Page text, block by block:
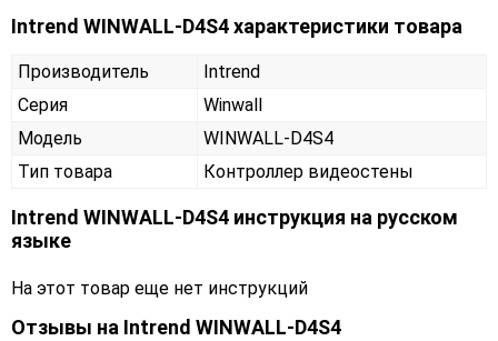
Intrend WINWALL-D4S4 характеристики товара
Производитель
Intrend
Серия
Winwall
Модель
WINWALL-D4S4
Тип товара
Контроллер видеостены
Intrend WINWALL-D4S4 инструкция на русском
языке
На этот товар еще нет инструкций
Отзывы на Intrend WINWALL-D4S4